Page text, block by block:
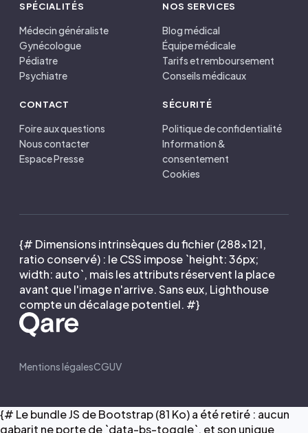
SPÉCIALITÉS
Médecin généraliste
Gynécologue
Pédiatre
Psychiatre
NOS SERVICES
Blog médical
Équipe médicale
Tarifs et remboursement
Conseils médicaux
CONTACT
Foire aux questions
Nous contacter
Espace Presse
SÉCURITÉ
Politique de confidentialité
Information &
consentement
Cookies
{# Dimensions intrinsèques du fichier (288×121,
ratio conservé) : le CSS impose `height: 36px;
width: auto`, mais les attributs réservent la place
avant que l'image n'arrive. Sans eux, Lighthouse
compte un décalage potentiel. #}
Mentions légalesCGUV
{# Le bundle JS de Bootstrap (81 Ko) a été retiré : aucun
gabarit ne porte de `data-bs-toggle`, et son unique